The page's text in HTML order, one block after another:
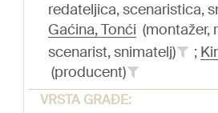
redateljica, scenaristica,
Gaćina, Tonći (montažer,
scenarist, snimatelj)
;
(producent)
VRSTA GRAĐE: